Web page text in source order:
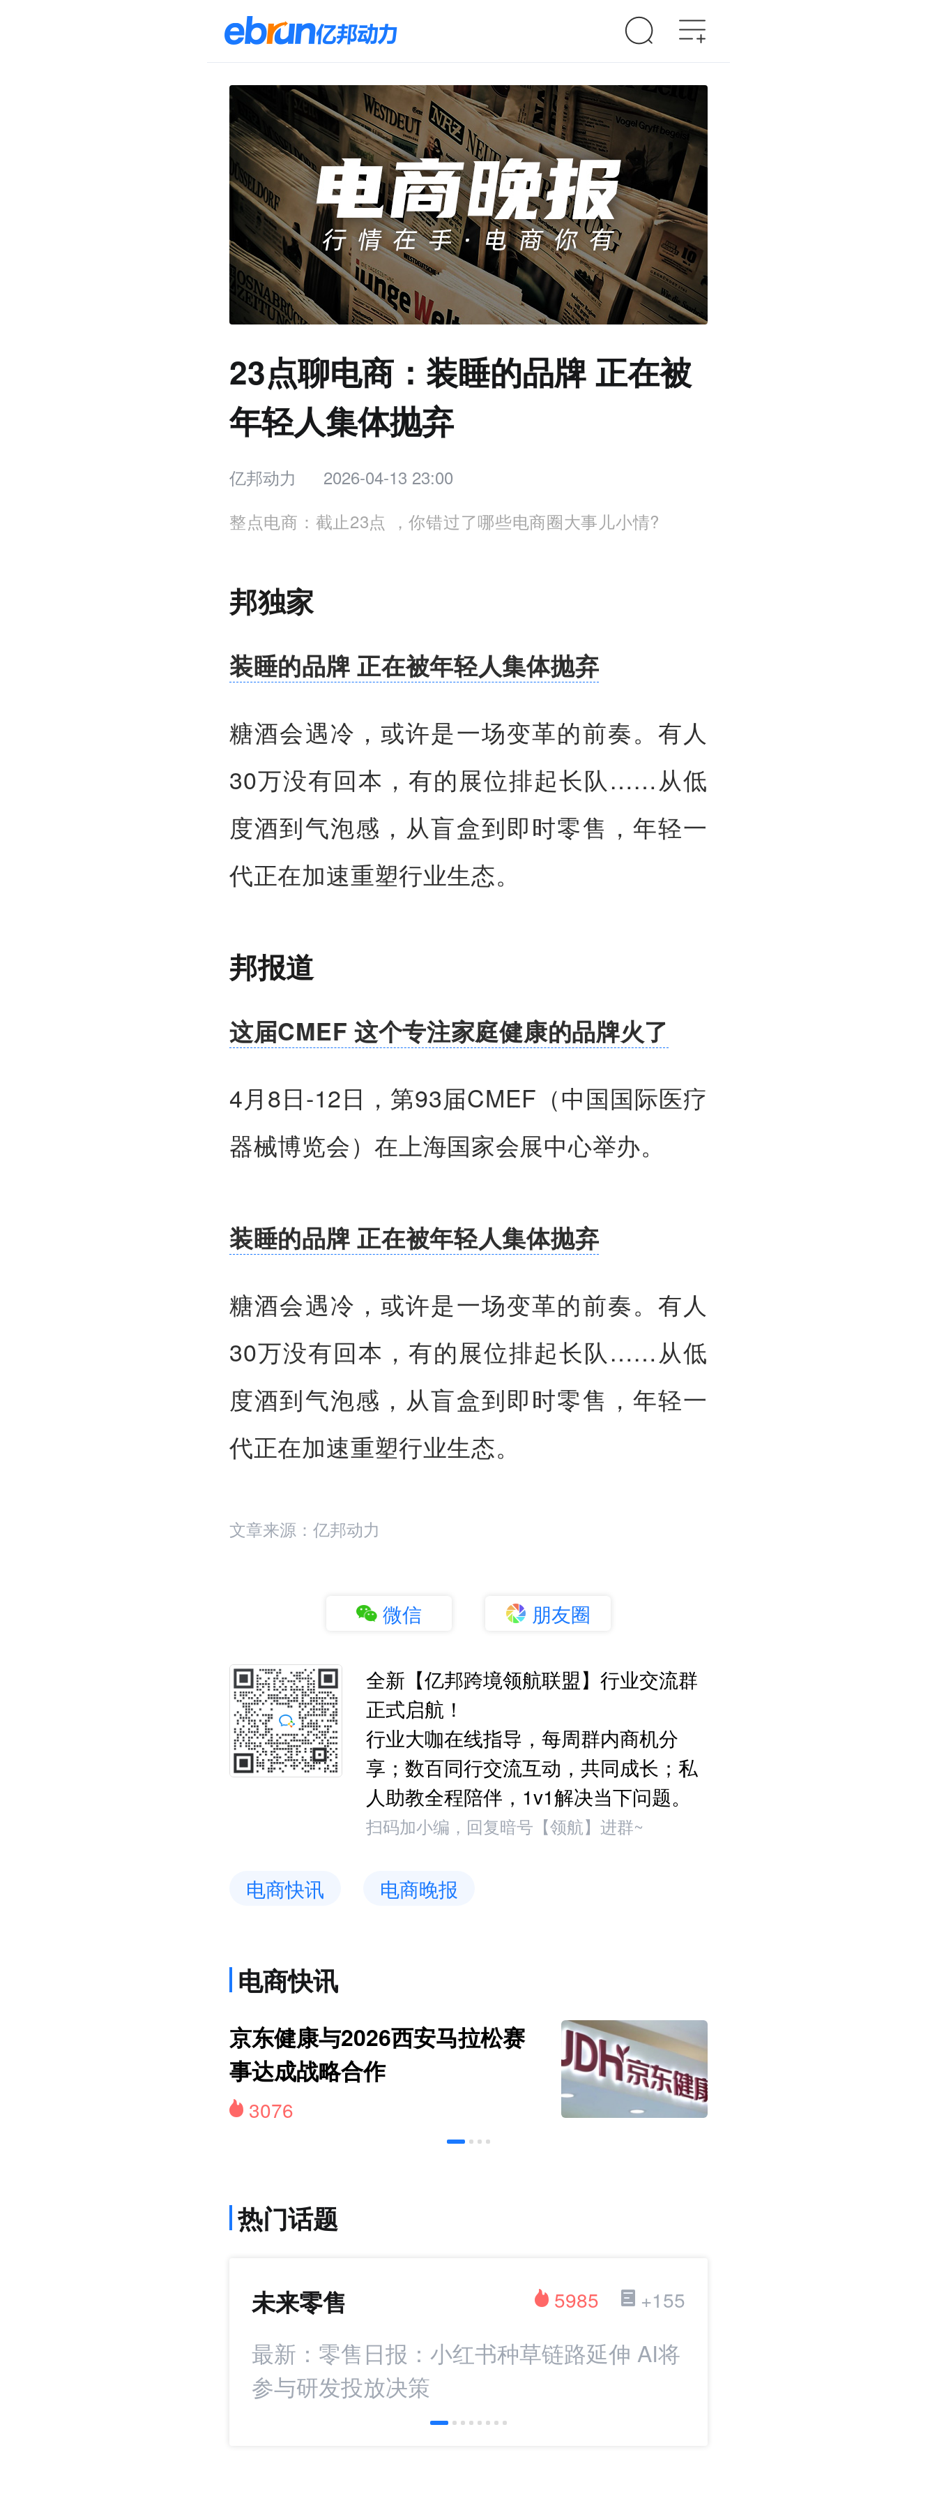
23点聊电商：装睡的品牌 正在被
年轻人集体抛弃
亿邦动力
2026-04-13 23:00
整点电商：截止23点 ，你错过了哪些电商圈大事儿小情?
邦独家
装睡的品牌 正在被年轻人集体抛弃
糖酒会遇冷，或许是一场变革的前奏。有人
30万没有回本，有的展位排起长队……从低
度酒到气泡感，从盲盒到即时零售，年轻一
代正在加速重塑行业生态。
邦报道
这届CMEF 这个专注家庭健康的品牌火了
4月8日-12日，第93届CMEF（中国国际医疗
器械博览会）在上海国家会展中心举办。
装睡的品牌 正在被年轻人集体抛弃
糖酒会遇冷，或许是一场变革的前奏。有人
30万没有回本，有的展位排起长队……从低
度酒到气泡感，从盲盒到即时零售，年轻一
代正在加速重塑行业生态。
文章来源：亿邦动力
微信 朋友圈
全新【亿邦跨境领航联盟】行业交流群
正式启航！
行业大咖在线指导，每周群内商机分
享；数百同行交流互动，共同成长；私
人助教全程陪伴，1v1解决当下问题。
扫码加小编，回复暗号【领航】进群~
电商快讯 电商晚报
电商快讯
京东健康与2026西安马拉松赛
事达成战略合作
3076
热门话题
未来零售 +155
5985
最新：零售日报：小红书种草链路延伸 AI将
参与研发投放决策